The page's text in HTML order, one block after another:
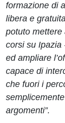
formazione di
libera e
potuto mettere
corsi su Ipazia
ed ampliare
capace di
che fuori i
argomenti”.